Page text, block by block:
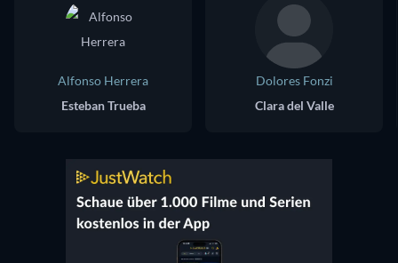
Alfonso Herrera
Esteban Trueba
Dolores Fonzi
Clara del Valle